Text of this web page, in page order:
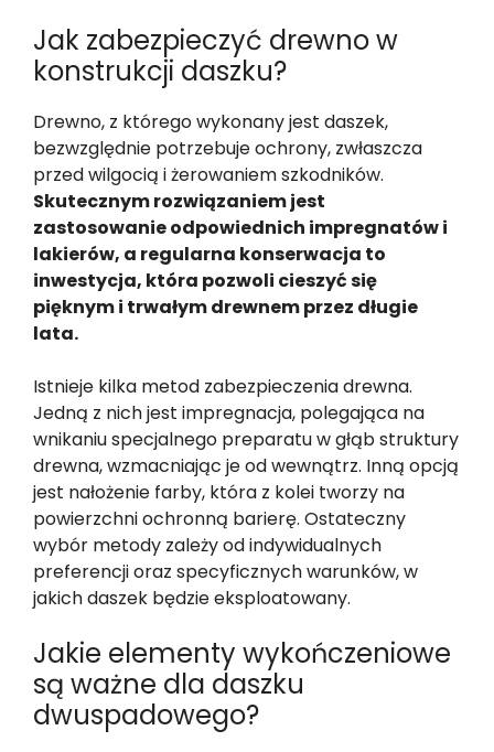
Jak zabezpieczyć drewno w
konstrukcji daszku?
Drewno, z którego wykonany jest daszek,
bezwzględnie potrzebuje ochrony, zwłaszcza
przed wilgocią i żerowaniem szkodników.
Skutecznym rozwiązaniem jest
zastosowanie odpowiednich impregnatów i
lakierów, a regularna konserwacja to
inwestycja, która pozwoli cieszyć się
pięknym i trwałym drewnem przez długie
lata.
Istnieje kilka metod zabezpieczenia drewna.
Jedną z nich jest impregnacja, polegająca na
wnikaniu specjalnego preparatu w głąb struktury
drewna, wzmacniając je od wewnątrz. Inną opcją
jest nałożenie farby, która z kolei tworzy na
powierzchni ochronną barierę. Ostateczny
wybór metody zależy od indywidualnych
preferencji oraz specyficznych warunków, w
jakich daszek będzie eksploatowany.
Jakie elementy wykończeniowe
są ważne dla daszku
dwuspadowego?